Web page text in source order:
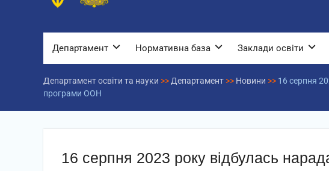
патріотичне виховання
Департамент Нормативна база Заклади освіти
Департамент освіти та науки >> Департамент >> Новини >> 16 серпня
програми ООН
16 серпня 2023 року відбулась